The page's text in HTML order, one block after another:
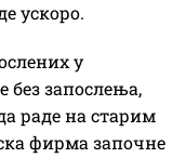
ускоро.
у
без запослења,
раде на старим
фирма започне